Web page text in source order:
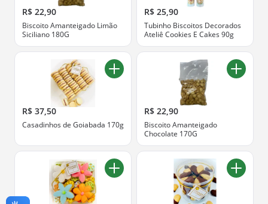
R$ 22,90
Biscoito Amanteigado Limão
Siciliano 180G
R$ 25,90
Tubinho Biscoitos Decorados
Ateliê Cookies E Cakes 90g
R$ 37,50
Casadinhos de Goiabada 170g
R$ 22,90
Biscoito Amanteigado
Chocolate 170G